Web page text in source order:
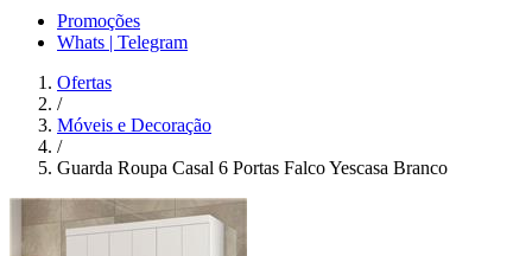
Promoções
Whats | Telegram
Ofertas
/
Móveis e Decoração
/
Guarda Roupa Casal 6 Portas Falco Yescasa Branco